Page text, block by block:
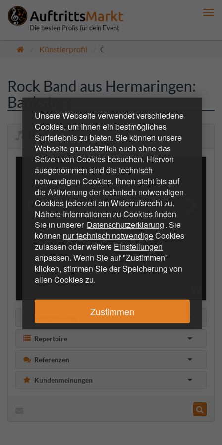
Unsere Webseite verwendet verschiedene
Cookies, um Ihnen ein bestmögliches
Surferlebnis zu bieten. Sie können unsere
Webseite grundsätzlich auch ohne das
Setzen von Cookies besuchen. Hiervon
ausgenommen sind die technisch
notwendigen Cookies. Ihnen steht bis auf
die Aktivierung der technisch notwendigen
Cookies jederzeit ein Widerrufsrecht zu.
Nähere Informationen zu Cookies finden
Sie in unserer Datenschutzerklärung. Sie
können nur technisch notwendigeCookies
zulassen oder weitere Einstellungen
anpassen. Wenn Sie auf "Zustimmen"
klicken, stimmen Sie der Speicherung von
allen Cookies zu.
Zustimmen
Die besten Profis für dein Event
Künstlerprofil Öffentlich
Rock Band aus Hermaringen:
Banksters
Banksters
Repertoire
Referenzen
Kundenmeinungen